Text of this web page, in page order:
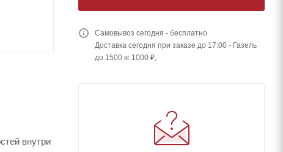
внутри
Самовывоз сегодня - бесплатно
Доставка сегодня при заказе до 17:00 - Газель
до 1500 кг 1000 ₽,